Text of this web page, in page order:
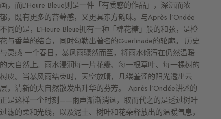
画，而L’Heure Bleue则是一件「有质感的作品」，深沉而浓
郁，既有更多的苔藓感，又更具东方韵味。与Après l’Ondée
不同的是，L’Heure Bleue拥有一种「棉花糖」般的和弦，是橙
花与香草的结合，同时勾勒出著名的Guerlinade的轮廓。 历史
与灵感 一个春日，暴风雨骤然而至，将雨水倾泻在仍然温暖
的大自然上。雨水浸润每一片花瓣、每一根草叶、每一棵树的
树皮。当暴风雨结束时，天空放晴，几缕羞涩的阳光透出云
层，清新的大自然散发出升华的芬芳。 Après l’Ondée讲述的
正是这样一个时刻——雨声渐渐消退，取而代之的是透过树叶
过滤的柔和光线，以及泥土、树叶和花朵释放出的温暖气息，